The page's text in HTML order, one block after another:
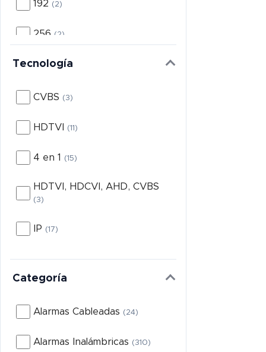
192 (2)
256 (2)
32 (1)
4 (1)
64(1)
Tecnología
CVBS (3)
HDTVI (11)
4 en 1 (15)
HDTVI, HDCVI, AHD, CVBS
(3)
IP (17)
TVI(1)
Categoría
Alarmas Cableadas (24)
Alarmas Inalámbricas (310)